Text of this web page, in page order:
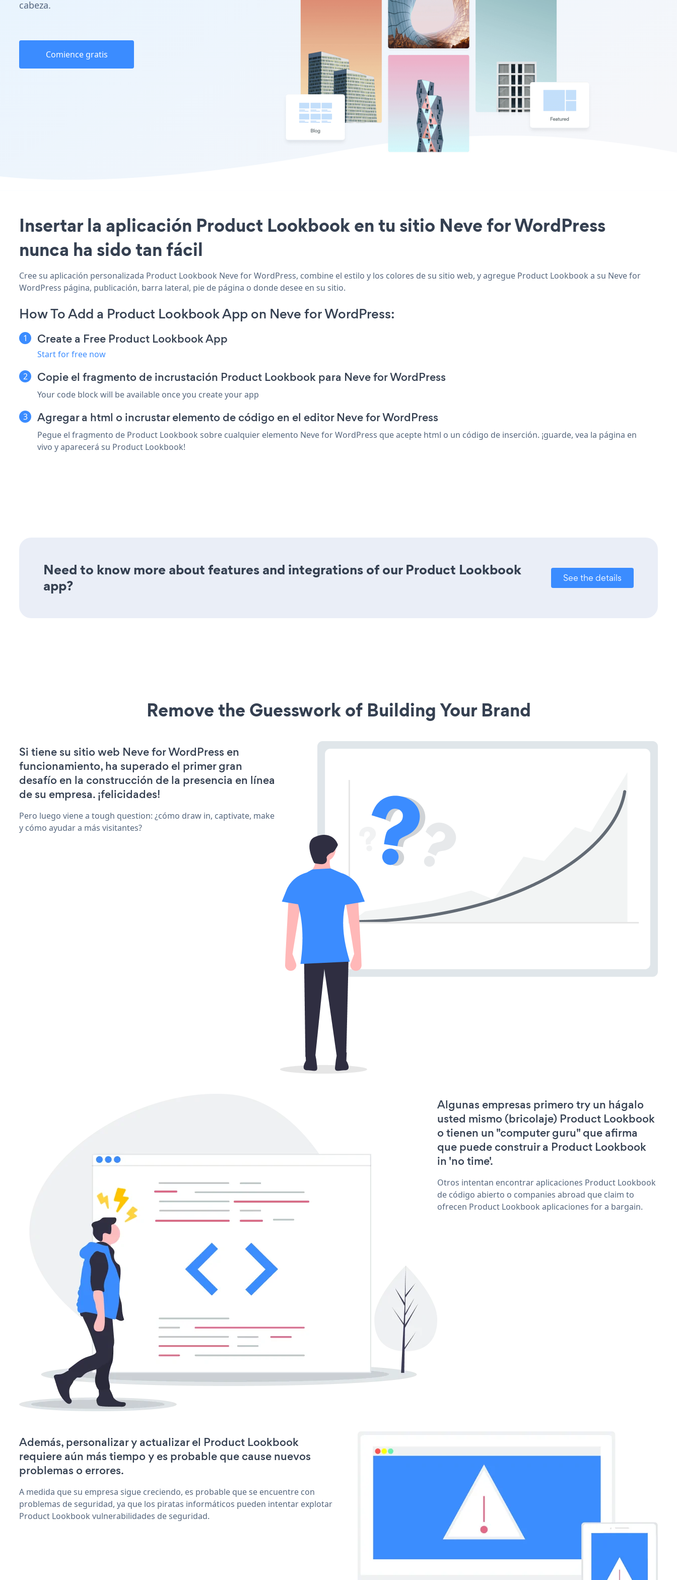
cabeza.
Comience gratis
Insertar la aplicación Product Lookbook en tu sitio Neve for WordPress
nunca ha sido tan fácil
Cree su aplicación personalizada Product Lookbook Neve for WordPress, combine el estilo y los colores de su sitio web, y agregue Product Lookbook a su Neve for
WordPress página, publicación, barra lateral, pie de página o donde desee en su sitio.
How To Add a Product Lookbook App on Neve for WordPress:
Create a Free Product Lookbook App
Start for free now
Copie el fragmento de incrustación Product Lookbook para Neve for WordPress
Your code block will be available once you create your app
Agregar a html o incrustar elemento de código en el editor Neve for WordPress
Pegue el fragmento de Product Lookbook sobre cualquier elemento Neve for WordPress que acepte html o un código de inserción. ¡guarde, vea la página en
vivo y aparecerá su Product Lookbook!
Need to know more about features and integrations of our Product Lookbook
app?
See the details
Remove the Guesswork of Building Your Brand
Si tiene su sitio web Neve for WordPress en
funcionamiento, ha superado el primer gran
desafío en la construcción de la presencia en línea
de su empresa. ¡felicidades!
Pero luego viene a tough question: ¿cómo draw in, captivate, make
y cómo ayudar a más visitantes?
Algunas empresas primero try un hágalo
usted mismo (bricolaje) Product Lookbook
o tienen un "computer guru" que afirma
que puede construir a Product Lookbook
in 'no time'.
Otros intentan encontrar aplicaciones Product Lookbook
de código abierto o companies abroad que claim to
ofrecen Product Lookbook aplicaciones for a bargain.
Además, personalizar y actualizar el Product Lookbook
requiere aún más tiempo y es probable que cause nuevos
problemas o errores.
A medida que su empresa sigue creciendo, es probable que se encuentre con
problemas de seguridad, ya que los piratas informáticos pueden intentar explotar
Product Lookbook vulnerabilidades de seguridad.